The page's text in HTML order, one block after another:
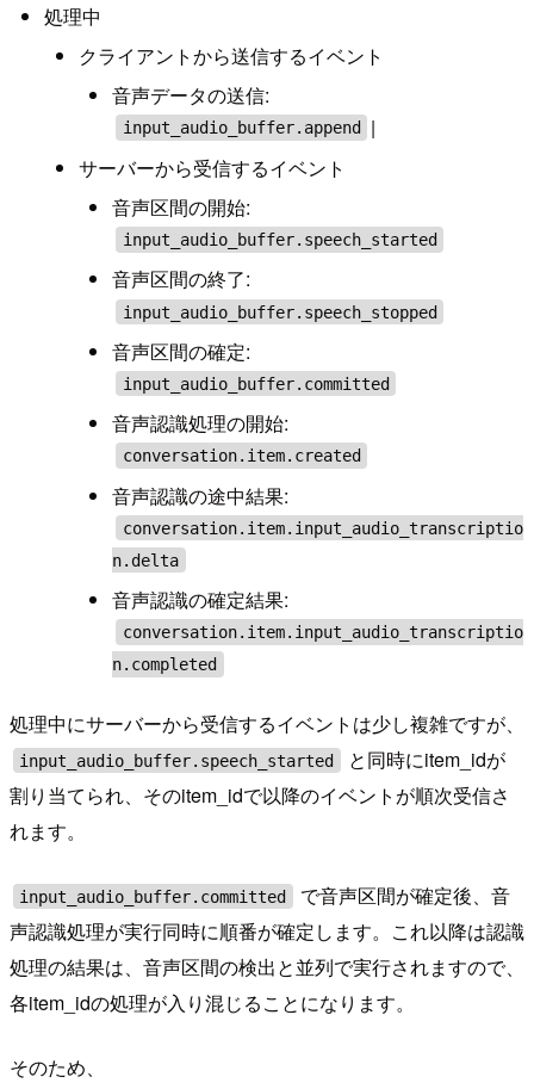
処理中
クライアントから送信するイベント
音声データの送信:
input_audio_buffer.append
|
サーバーから受信するイベント
音声区間の開始:
input_audio_buffer.speech_started
音声区間の終了:
input_audio_buffer.speech_stopped
音声区間の確定:
input_audio_buffer.committed
音声認識処理の開始:
conversation.item.created
音声認識の途中結果:
conversation.item.input_audio_transcriptio
n.delta
音声認識の確定結果:
conversation.item.input_audio_transcriptio
n.completed
処理中にサーバーから受信するイベントは少し複雑ですが、
input_audio_buffer.speech_started
と同時にitem_idが
割り当てられ、そのitem_idで以降のイベントが順次受信さ
れます。
input_audio_buffer.committed
で音声区間が確定後、音
声認識処理が実行同時に順番が確定します。これ以降は認識
処理の結果は、音声区間の検出と並列で実行されますので、
各item_idの処理が入り混じることになります。
そのため、